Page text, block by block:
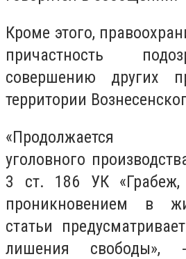
Кроме этого,
причастность
совершению других
территории
«Продолжается
уголовного
3 ст. 186 УК «Грабеж,
проникновением в
статьи
лишения